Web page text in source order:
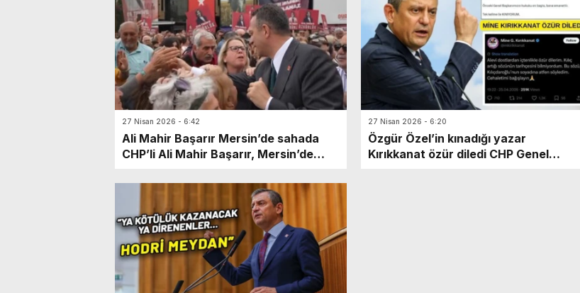
enflasyondaki yükselişin geçici
olduğunu söyledi.
söyleyince avukatlar tepki gösterdi.
Heyet Başkanı mahkemeye ara verdi.
Salon boşaltılamadı, duruşma yarına
ertelendi.
27 Nisan 2026 - 6:42
Ali Mahir Başarır Mersin’de sahada
CHP’li Ali Mahir Başarır, Mersin’de
yurttaşlarla kahvaltı sofrasında bir
araya gelerek sohbet etti.
27 Nisan 2026 - 6:20
Özgür Özel’in kınadığı yazar
Kırıkkanat özür diledi CHP Genel